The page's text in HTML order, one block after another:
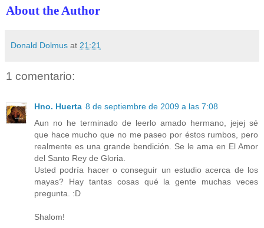
About the Author
Donald Dolmus at 21:21
1 comentario:
Hno. Huerta 8 de septiembre de 2009 a las 7:08
Aun no he terminado de leerlo amado hermano, jejej sé
que hace mucho que no me paseo por éstos rumbos, pero
realmente es una grande bendición. Se le ama en El Amor
del Santo Rey de Gloria.
Usted podría hacer o conseguir un estudio acerca de los
mayas? Hay tantas cosas qué la gente muchas veces
pregunta. :D
Shalom!